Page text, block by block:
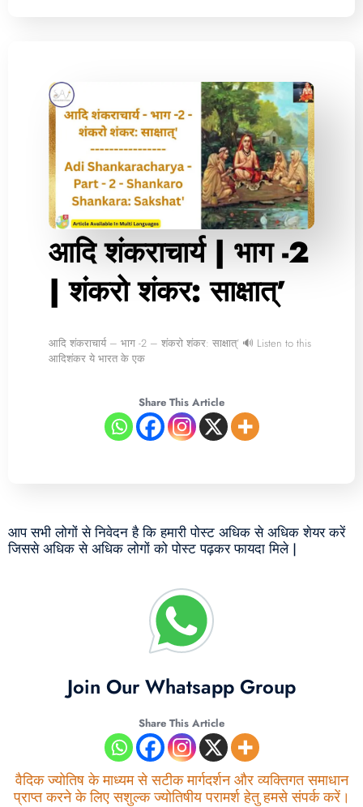
आदि शंकराचार्य | भाग -2
| शंकरो शंकर: साक्षात्’
आदि शंकराचार्य – भाग -2 – शंकरो शंकर: साक्षात्’ 🔊 Listen to this
आदिशंकर ये भारत के एक
Share This Article
आप सभी लोगों से निवेदन है कि हमारी पोस्ट अधिक से अधिक शेयर करें
जिससे अधिक से अधिक लोगों को पोस्ट पढ़कर फायदा मिले |
Join Our Whatsapp Group
Share This Article
वैदिक ज्योतिष के माध्यम से सटीक मार्गदर्शन और व्यक्तिगत समाधान
प्राप्त करने के लिए सशुल्क ज्योतिषीय परामर्श हेतु हमसे संपर्क करें।